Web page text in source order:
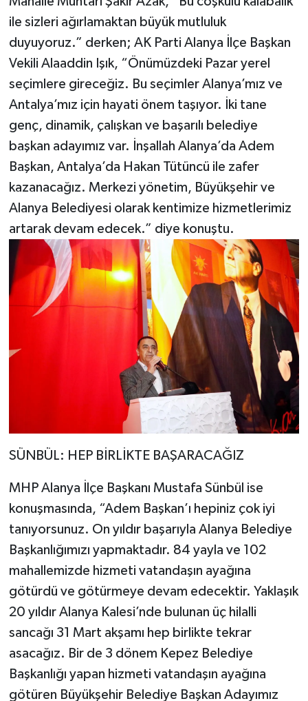
ile sizleri ağırlamaktan büyük mutluluk
duyuyoruz.” derken; AK Parti Alanya İlçe Başkan
Vekili Alaaddin Işık, “Önümüzdeki Pazar yerel
seçimlere gireceğiz. Bu seçimler Alanya’mız ve
Antalya’mız için hayati önem taşıyor. İki tane
genç, dinamik, çalışkan ve başarılı belediye
başkan adayımız var. İnşallah Alanya’da Adem
Başkan, Antalya’da Hakan Tütüncü ile zafer
kazanacağız. Merkezi yönetim, Büyükşehir ve
Alanya Belediyesi olarak kentimize hizmetlerimiz
artarak devam edecek.” diye konuştu.
SÜNBÜL: HEP BİRLİKTE BAŞARACAĞIZ
MHP Alanya İlçe Başkanı Mustafa Sünbül ise
konuşmasında, “Adem Başkan’ı hepiniz çok iyi
tanıyorsunuz. On yıldır başarıyla Alanya Belediye
Başkanlığımızı yapmaktadır. 84 yayla ve 102
mahallemizde hizmeti vatandaşın ayağına
götürdü ve götürmeye devam edecektir. Yaklaşık
20 yıldır Alanya Kalesi’nde bulunan üç hilalli
sancağı 31 Mart akşamı hep birlikte tekrar
asacağız. Bir de 3 dönem Kepez Belediye
Başkanlığı yapan hizmeti vatandaşın ayağına
götüren Büyükşehir Belediye Başkan Adayımız